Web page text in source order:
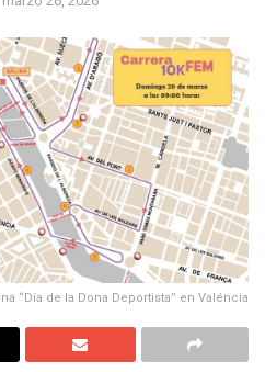
“Día de la Dona Deportista” en Valéncia